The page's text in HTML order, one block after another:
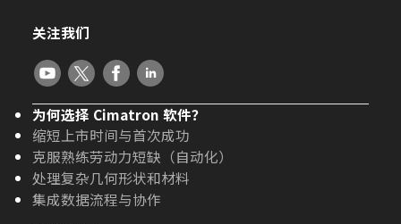
关注我们
为何选择 Cimatron 软件？
缩短上市时间与首次成功
克服熟练劳动力短缺（自动化）
处理复杂几何形状和材料
集成数据流程与协作